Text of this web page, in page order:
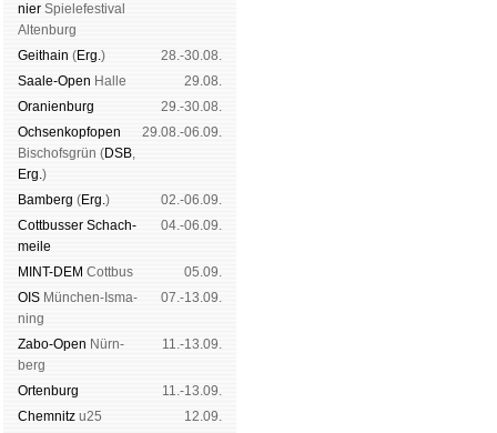
nier Spiele­fes­ti­val
Al­ten­burg
Geit­hain (Erg.)
28.-30.08.
Saale-Open Halle
29.08.
Oranien­burg
29.-30.08.
Och­sen­kopf­open
Bischofs­grün (DSB,
Erg.)
29.08.-06.09.
Bam­berg (Erg.)
02.-06.09.
Cott­busser Schach­
meile
04.-06.09.
MINT-DEM Cott­bus
05.09.
OIS Mün­chen-Is­ma­
ning
07.-13.09.
Zabo-Open Nürn­
berg
11.-13.09.
Orten­burg
11.-13.09.
Chem­nitz u25
12.09.